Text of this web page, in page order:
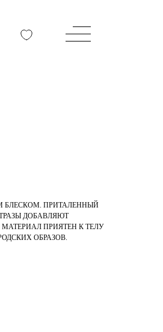
БЛЕСКОМ. ПРИТАЛЕННЫЙ
ДОБАВЛЯЮТ
ПРИЯТЕН К ТЕЛУ
ОБРАЗОВ.